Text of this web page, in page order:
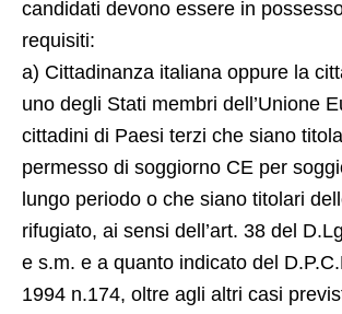
candidati devono essere in
requisiti:
a) Cittadinanza italiana oppure la
uno degli Stati membri dell’Unione
cittadini di Paesi terzi che siano
permesso di soggiorno CE per
lungo periodo o che siano titolari
rifugiato, ai sensi dell’art. 38 del
e s.m. e a quanto indicato del
1994 n.174, oltre agli altri casi